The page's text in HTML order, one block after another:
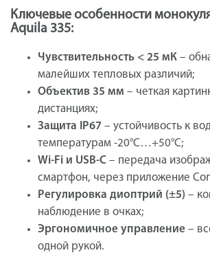
Ключевые особенности
Aquila 335:
Чувствительность < 25 мК –
малейших тепловых различий;
Объектив 35 мм – четкая
дистанциях;
Защита IP67 – устойчивость к
температурам -20°C…+50°C;
Wi-Fi и USB-C – передача
смартфон, через приложение
Регулировка диоптрий (±5) –
наблюдение в очках;
Эргономичное управление –
одной рукой.